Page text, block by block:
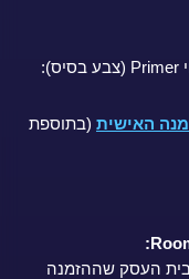
ניתן להזמין את המיניאטורות עם ציפוי Primer (צבע בסיס):
האישית (בתוספת
העסק שההזמנה